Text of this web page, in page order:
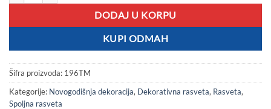
DODAJ U KORPU
KUPI ODMAH
Šifra proizvoda: 196TM
Kategorije: Novogodišnja dekoracija, Dekorativna rasveta, Rasveta,
Spoljna rasveta